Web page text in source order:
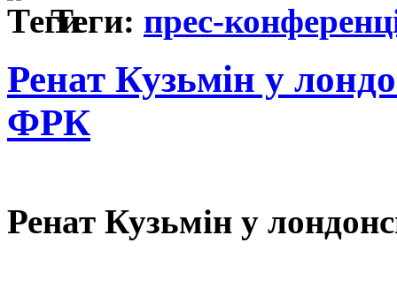
Теги: прес-
Ренат Кузьмін у
ФРК
Ренат Кузьмін у